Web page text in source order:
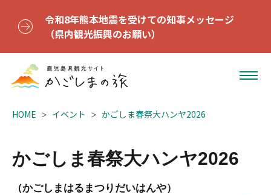
令和8年熊本地震を受けての知事メッセージ
（県内観光振興のお願い）
HOME イベント かごしま春祭大ハンヤ2026
かごしま春祭大ハンヤ2026
（かごしまはるまつりだいはんや）